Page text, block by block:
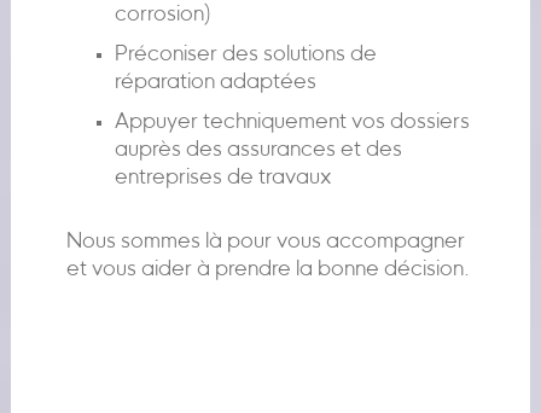
corrosion)
Préconiser des solutions de
réparation adaptées
Appuyer techniquement vos dossiers
auprès des assurances et des
entreprises de travaux
Nous sommes là pour vous accompagner
et vous aider à prendre la bonne décision.